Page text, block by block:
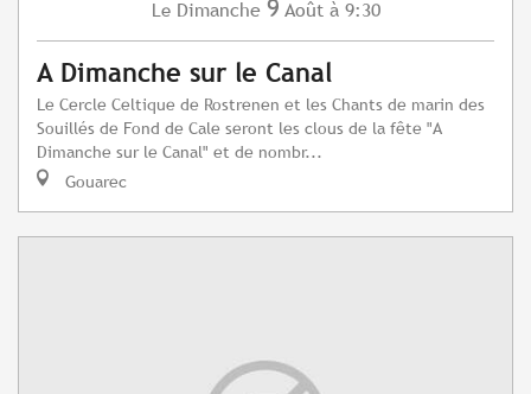
Le Dimanche 9 Août à 9:30
A Dimanche sur le Canal
Le Cercle Celtique de Rostrenen et les Chants de marin des
Souillés de Fond de Cale seront les clous de la fête "A
Dimanche sur le Canal" et de nombr...
Gouarec